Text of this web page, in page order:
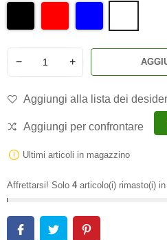
− +
Aggiungi alla lista dei
Aggiungi per confrontare
Ultimi articoli in magazzino
Affrettarsi! Solo 4articolo(i) rimasto(i)